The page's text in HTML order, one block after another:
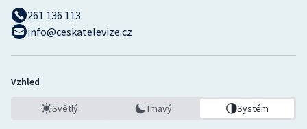
261 136 113
info@ceskatelevize.cz
Vzhled
Světlý Tmavý Systém